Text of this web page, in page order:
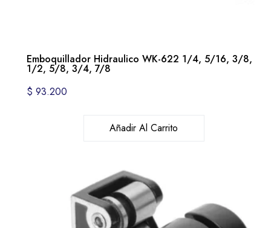
Emboquillador Hidraulico WK-622 1/4, 5/16, 3/8,
1/2, 5/8, 3/4, 7/8
$ 93.200
Añadir Al Carrito